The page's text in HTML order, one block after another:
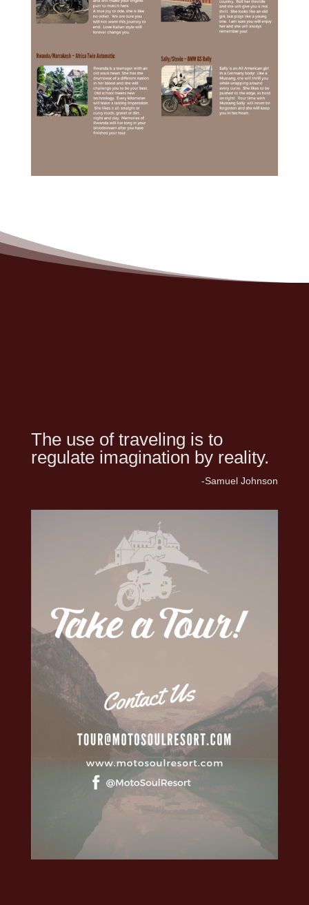
The use of traveling is to
regulate imagination by reality.
-Samuel Johnson